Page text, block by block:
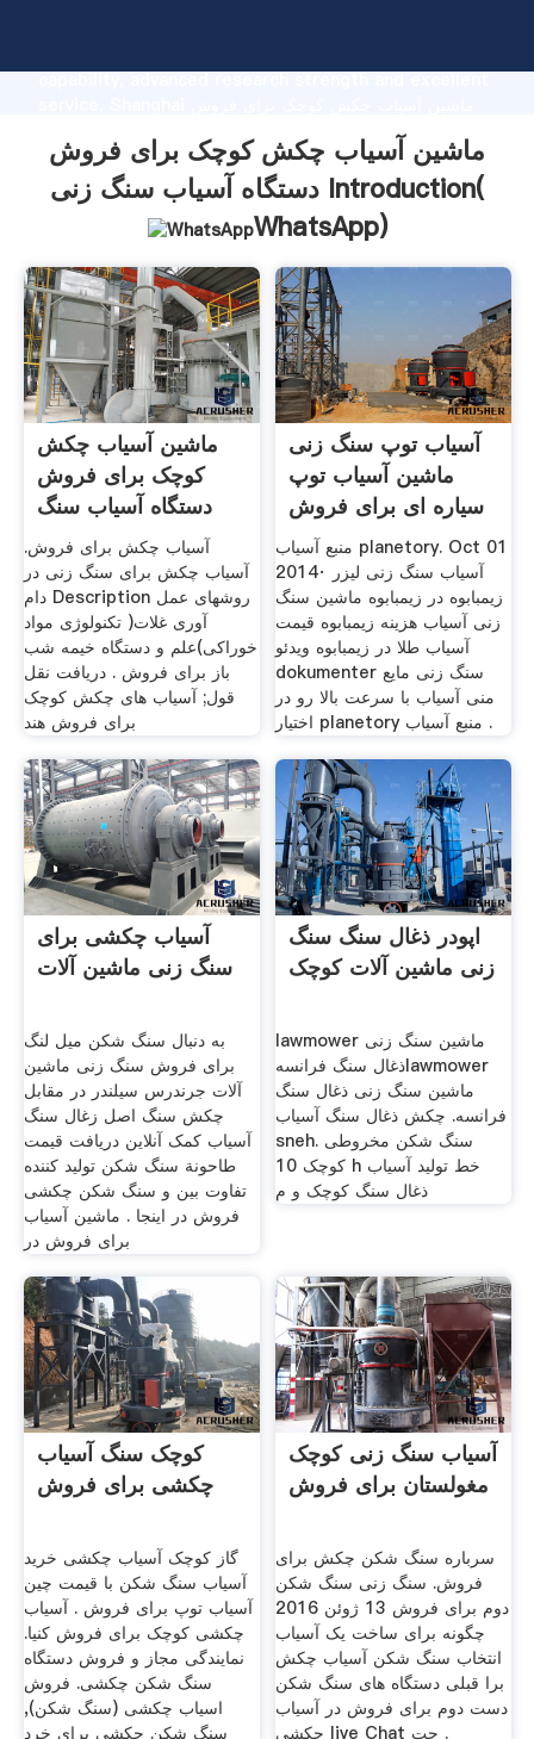
capability, advanced research strength and excellent
bring values to all of customers.
ماشین آسیاب چکش کوچک برای فروش
دستگاه آسیاب سنگ زنی Introduction(
WhatsApp)
ماشین آسیاب چکش
کوچک برای فروش
دستگاه آسیاب سنگ
زنی
آسیاب چکش برای فروش.
آسیاب چکش برای سنگ زنی در
دام Description روشهای عمل
آوری غلات( تکنولوژی مواد
خوراکی)علم و دستگاه خیمه شب
باز برای فروش . دریافت نقل
قول; آسیاب های چکش کوچک
برای فروش هند
آسیاب توپ سنگ زنی
ماشین آسیاب توپ
سیاره ای برای فروش
منبع آسیاب planetory. Oct 01
2014· آسیاب سنگ زنی لیزر
زیمبابوه در زیمبابوه ماشین سنگ
زنی آسیاب هزینه زیمبابوه قیمت
آسیاب طلا در زیمبابوه ویدئو
dokumenter سنگ زنی مایع
منی آسیاب با سرعت بالا رو در
اختیار planetory منبع آسیاب .
آسیاب چکشی برای
سنگ زنی ماشین آلات
به دنبال سنگ شکن میل لنگ
برای فروش سنگ زنی ماشین
آلات جرندرس سیلندر در مقابل
چکش سنگ اصل زغال سنگ
آسیاب کمک آنلاین دریافت قیمت
طاحونة سنگ شکن تولید کننده
تفاوت بین و سنگ شکن چکشی
فروش در اینجا . ماشین آسیاب
برای فروش در
اپودر ذغال سنگ سنگ
زنی ماشین آلات کوچک
lawmower ماشین سنگ زنی
ذغال سنگ فرانسهlawmower
ماشین سنگ زنی ذغال سنگ
فرانسه. چکش ذغال سنگ آسیاب
sneh. سنگ شکن مخروطی
کوچک 10 h خط تولید آسیاب
ذغال سنگ کوچک و م
کوچک سنگ آسیاب
چکشی برای فروش
گاز کوچک آسیاب چکشی خرید
آسیاب سنگ شکن با قیمت چین
آسیاب توپ برای فروش . آسیاب
چکشی کوچک برای فروش کنیا.
نمایندگی مجاز و فروش دستگاه
سنگ شکن چکشی. فروش
اسیاب چکشی (سنگ شکن),
سنگ شکن چکشی برای خرد
آسیاب سنگ زنی کوچک
مغولستان برای فروش
سرباره سنگ شکن چکش برای
فروش. سنگ زنی سنگ شکن
دوم برای فروش 13 ژوئن 2016
چگونه برای ساخت یک آسیاب
انتخاب سنگ شکن آسیاب چکش
برا قبلی دستگاه های سنگ شکن
دست دوم برای فروش در آسیاب
چکشی live Chat چت .